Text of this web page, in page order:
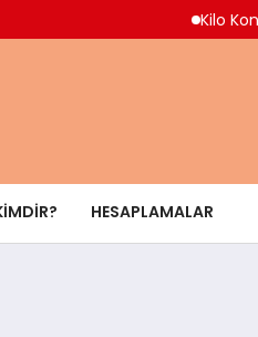
Kilo
HESAPLAMALAR